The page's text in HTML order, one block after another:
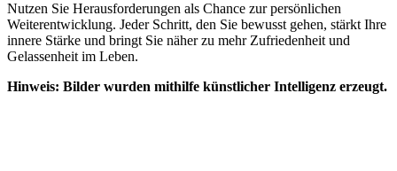
Nutzen Sie Herausforderungen als Chance zur persönlichen
Weiterentwicklung. Jeder Schritt, den Sie bewusst gehen, stärkt Ihre
innere Stärke und bringt Sie näher zu mehr Zufriedenheit und
Gelassenheit im Leben.
Hinweis: Bilder wurden mithilfe künstlicher Intelligenz erzeugt.